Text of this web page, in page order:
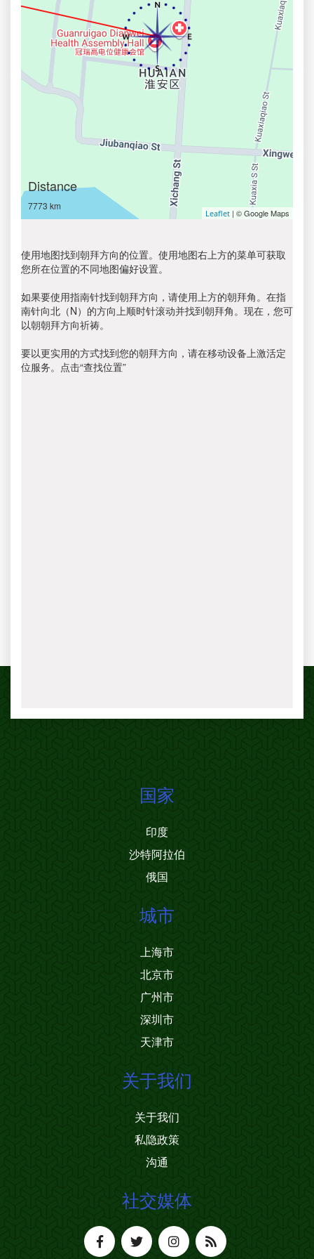
Distance
7773 km
Leaflet | © Google Maps
使用地图找到朝拜方向的位置。使用地图右上方的菜单可获取
您所在位置的不同地图偏好设置。
如果要使用指南针找到朝拜方向，请使用上方的朝拜角。在指
南针向北（N）的方向上顺时针滚动并找到朝拜角。现在，您可
以朝朝拜方向祈祷。
要以更实用的方式找到您的朝拜方向，请在移动设备上激活定
位服务。点击“查找位置”
国家
印度
沙特阿拉伯
俄国
城市
上海市
北京市
广州市
深圳市
天津市
关于我们
关于我们
私隐政策
沟通
社交媒体